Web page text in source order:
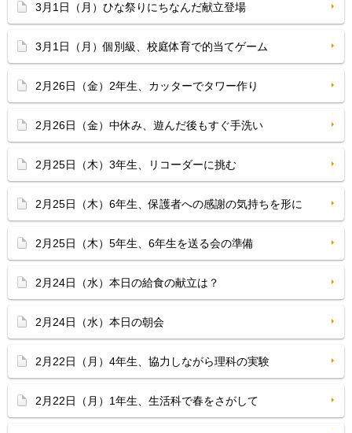
3月1日（月）ひな祭りにちなんだ献立登場
3月1日（月）個別級、校庭体育で的当てゲーム
2月26日（金）2年生、カッターでタワー作り
2月26日（金）中休み、遊んだ後もすぐ手洗い
2月25日（木）3年生、リコーダーに挑む
2月25日（木）6年生、保護者への感謝の気持ちを形に
2月25日（木）5年生、6年生を送る会の準備
2月24日（水）本日の給食の献立は？
2月24日（水）本日の朝会
2月22日（月）4年生、協力しながら理科の実験
2月22日（月）1年生、生活科で春をさがして